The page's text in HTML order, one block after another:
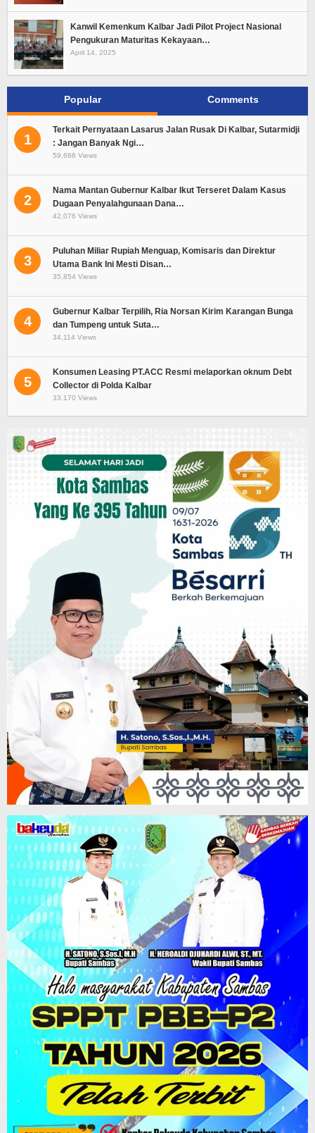
Kanwil Kemenkum Kalbar Jadi Pilot Project Nasional
Pengukuran Maturitas Kekayaan…
April 14, 2025
Popular Comments
1
Terkait Pernyataan Lasarus Jalan Rusak Di Kalbar, Sutarmidji
: Jangan Banyak Ngi…
59,688 Views
2
Nama Mantan Gubernur Kalbar Ikut Terseret Dalam Kasus
Dugaan Penyalahgunaan Dana…
42,076 Views
3
Puluhan Miliar Rupiah Menguap, Komisaris dan Direktur
Utama Bank Ini Mesti Disan…
35,854 Views
4
Gubernur Kalbar Terpilih, Ria Norsan Kirim Karangan Bunga
dan Tumpeng untuk Suta…
34,114 Views
5
Konsumen Leasing PT.ACC Resmi melaporkan oknum Debt
Collector di Polda Kalbar
33,170 Views